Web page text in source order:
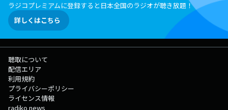
ラジコプレミアムに登録すると日本全国のラジオが聴き放題！
詳しくはこちら
聴取について
配信エリア
利用規約
プライバシーポリシー
ライセンス情報
radiko news